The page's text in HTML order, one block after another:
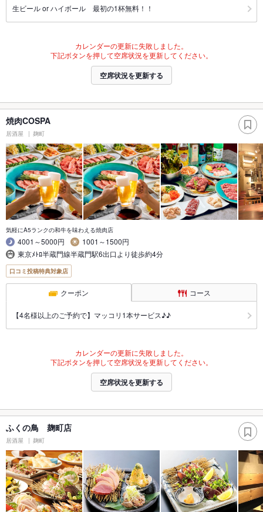
生ビール or ハイボール 最初の1杯無料！！
カレンダーの更新に失敗しました。
下記ボタンを押して空席状況を更新してください。
空席状況を更新する
焼肉COSPA
居酒屋 麹町
気軽にA5ランクの和牛を味わえる焼肉店
4001～5000円
1001～1500円
東京ﾒﾄﾛ半蔵門線半蔵門駅6出口より徒歩約4分
口コミ投稿特典対象店
クーポン コース
【4名様以上のご予約で】マッコリ1本サービス♪♪
カレンダーの更新に失敗しました。
下記ボタンを押して空席状況を更新してください。
空席状況を更新する
ふくの鳥 麹町店
居酒屋 麹町